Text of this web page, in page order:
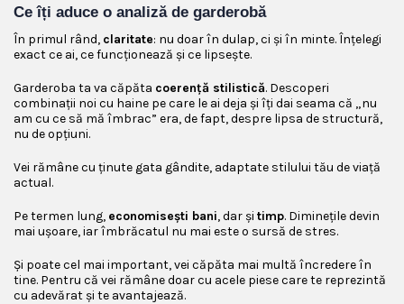
Ce îți aduce o analiză de garderobă
În primul rând, claritate: nu doar în dulap, ci și în minte. Înțelegi
exact ce ai, ce funcționează și ce lipsește.
Garderoba ta va căpăta coerență stilistică. Descoperi
combinații noi cu haine pe care le ai deja și îți dai seama că „nu
am cu ce să mă îmbrac” era, de fapt, despre lipsa de structură,
nu de opțiuni.
Vei rămâne cu ținute gata gândite, adaptate stilului tău de viață
actual.
Pe termen lung, economisești bani, dar și timp. Diminețile devin
mai ușoare, iar îmbrăcatul nu mai este o sursă de stres.
Și poate cel mai important, vei căpăta mai multă încredere în
tine. Pentru că vei rămâne doar cu acele piese care te reprezintă
cu adevărat și te avantajează.